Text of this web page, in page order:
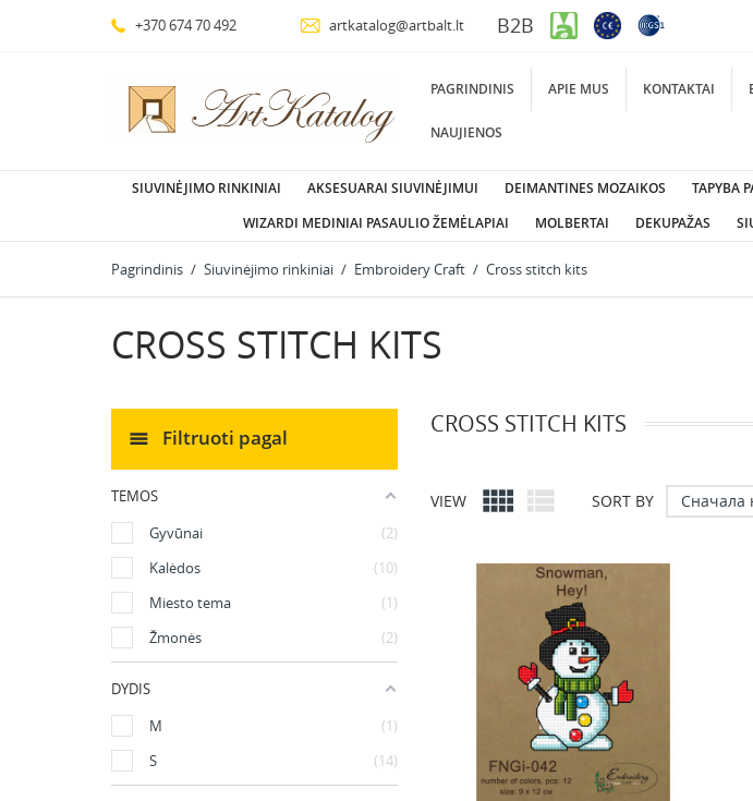
+370 674 70 492 artkatalog@artbalt.lt B2B
PAGRINDINIS APIE MUS KONTAKTAI
NAUJIENOS
SIUVINĖJIMO RINKINIAI AKSESUARAI SIUVINĖJIMUI DEIMANTINES MOZAIKOS TAPYBA
WIZARDI MEDINIAI PASAULIO ŽEMĖLAPIAI
MOLBERTAI DEKUPAŽAS
Pagrindinis Siuvinėjimo rinkiniai Embroidery Craft Cross stitch kits
CROSS STITCH KITS
Filtruoti pagal
TEMOS
Gyvūnai
2
Kalėdos
10
Miesto tema
1
Žmonės
2
DYDIS
M
1
S
14
CROSS STITCH KITS
VIEW   SORT BY Сначала